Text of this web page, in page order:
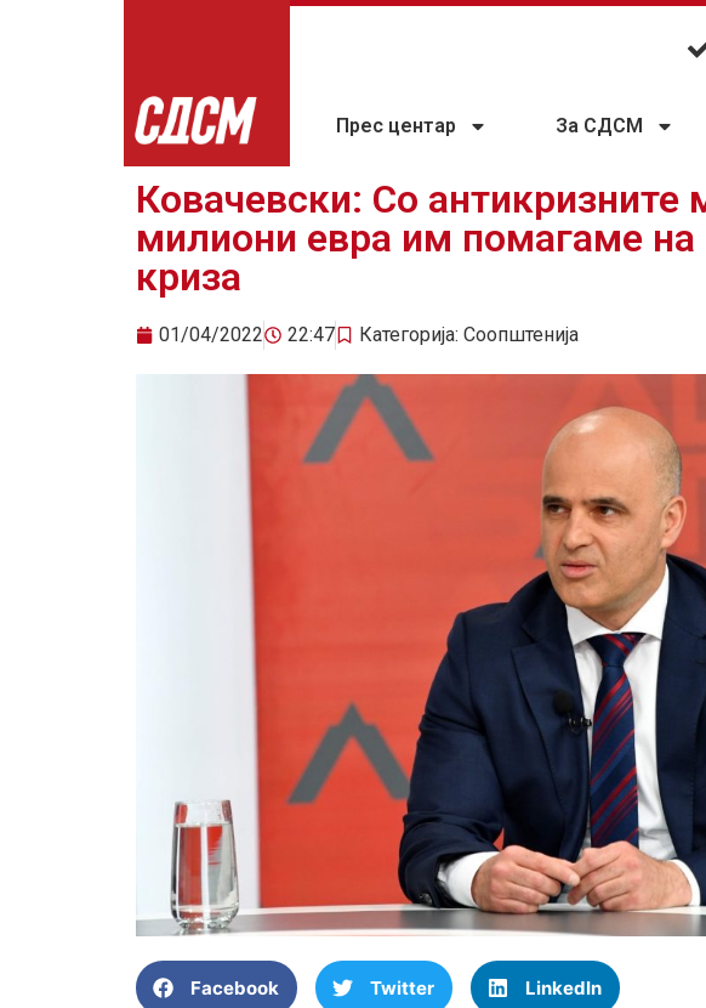
Прес центар За СДСМ
Ковачевски: Со антикризните
милиони евра им помагаме на
криза
01/04/2022 22:47 Категорија: Соопштенија
Facebook Twitter LinkedIn